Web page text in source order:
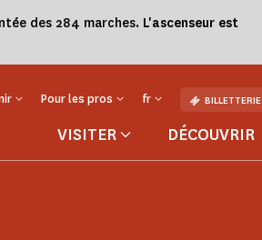
des 284 marches. L'ascenseur est
Pour les pros fr BILLETTERIE
VISITER DÉCOUVRIR